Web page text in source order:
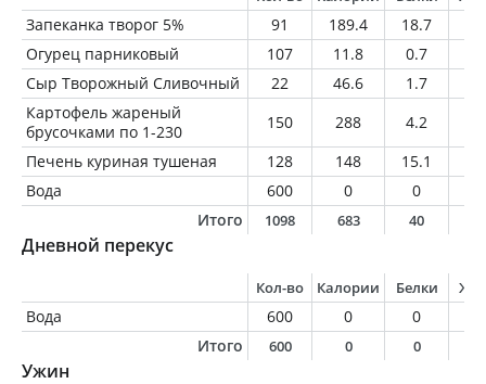
Запеканка творог 5% 91 189.4 18.7
Огурец парниковый
107 11.8 0.7
Сыр Творожный Сливочный
22 46.6 1.7
Картофель жареный
брусочками по 1-230
150 288 4.2
Печень куриная тушеная
128 148 15.1
Вода
600 0 0
Итого
1098 683 40
Дневной перекус
Кол-во Калории Белки
Вода 600 0 0
Итого
600 0 0
Ужин